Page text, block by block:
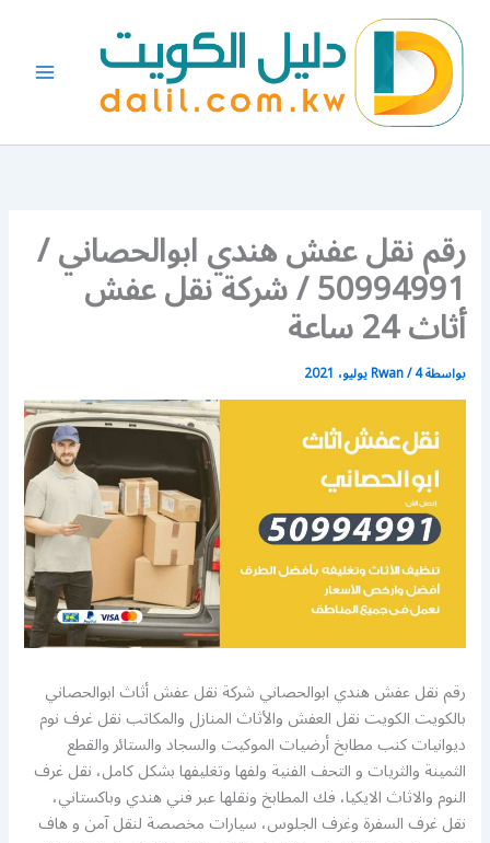
المحتوى
رقم نقل عفش هندي ابوالحصاني /
50994991 / شركة نقل عفش
أثاث 24 ساعة
بواسطة Rwan/4 يوليو، 2021
رقم نقل عفش هندي ابوالحصاني شركة نقل عفش أثاث ابوالحصاني
بالكويت الكويت نقل العفش والأثاث المنازل والمكاتب نقل غرف نوم
ديوانيات كنب مطابخ أرضيات الموكيت والسجاد والستائر والقطع
الثمينة والثريات و التحف الفنية ولفها وتغليفها بشكل كامل، نقل غرف
النوم والاثاث الايكيا، فك المطابخ ونقلها عبر فني هندي وباكستاني،
نقل غرف السفرة وغرف الجلوس، سيارات مخصصة لنقل آمن و هاف